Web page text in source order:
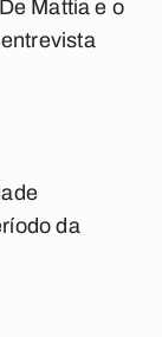
Mattia e o
da